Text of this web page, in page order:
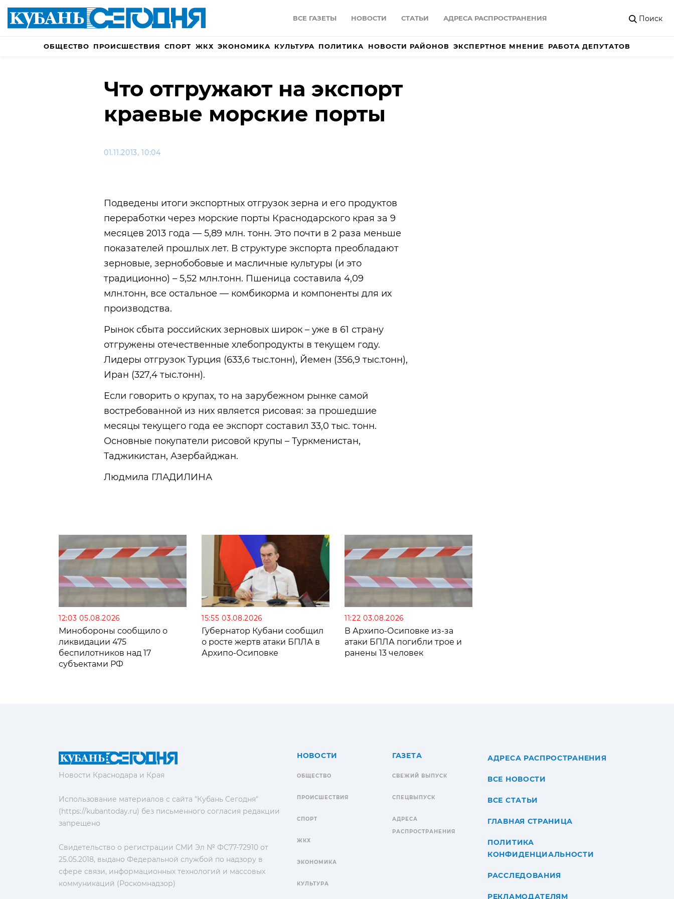
ВСЕ ГАЗЕТЫ НОВОСТИ СТАТЬИ АДРЕСА РАСПРОСТРАНЕНИЯ Поиск
ОБЩЕСТВО ПРОИСШЕСТВИЯ СПОРТ ЖКХ ЭКОНОМИКА КУЛЬТУРА ПОЛИТИКА НОВОСТИ РАЙОНОВ ЭКСПЕРТНОЕ МНЕНИЕ РАБОТА ДЕПУТАТОВ
Что отгружают на экспорт
краевые морские порты
01.11.2013, 10:04
Подведены итоги экспортных отгрузок зерна и его продуктов
переработки через морские порты Краснодарского края за 9
месяцев 2013 года — 5,89 млн. тонн. Это почти в 2 раза меньше
показателей прошлых лет. В структуре экспорта преобладают
зерновые, зернобобовые и масличные культуры (и это
традиционно) – 5,52 млн.тонн. Пшеница составила 4,09
млн.тонн, все остальное — комбикорма и компоненты для их
производства.
Рынок сбыта российских зерновых широк – уже в 61 страну
отгружены отечественные хлебопродукты в текущем году.
Лидеры отгрузок Турция (633,6 тыс.тонн), Йемен (356,9 тыс.тонн),
Иран (327,4 тыс.тонн).
Если говорить о крупах, то на зарубежном рынке самой
востребованной из них является рисовая: за прошедшие
месяцы текущего года ее экспорт составил 33,0 тыс. тонн.
Основные покупатели рисовой крупы – Туркменистан,
Таджикистан, Азербайджан.
Людмила ГЛАДИЛИНА
12:03 05.08.2026
Минобороны сообщило о
ликвидации 475
беспилотников над 17
субъектами РФ
15:55 03.08.2026
Губернатор Кубани сообщил
о росте жертв атаки БПЛА в
Архипо-Осиповке
11:22 03.08.2026
В Архипо-Осиповке из-за
атаки БПЛА погибли трое и
ранены 13 человек
Новости Краснодара и Края
Использование материалов с сайта "Кубань Сегодня"
(https://kubantoday.ru) без письменного согласия редакции
запрещено
Свидетельство о регистрации СМИ Эл № ФС77-72910 от
25.05.2018, выдано Федеральной службой по надзору в
сфере связи, информационных технологий и массовых
коммуникаций (Роскомнадзор)
НОВОСТИ
ОБЩЕСТВО
ПРОИСШЕСТВИЯ
СПОРТ
ЖКХ
ЭКОНОМИКА
КУЛЬТУРА
ГАЗЕТА
СВЕЖИЙ ВЫПУСК
СПЕЦВЫПУСК
АДРЕСА
РАСПРОСТРАНЕНИЯ
АДРЕСА РАСПРОСТРАНЕНИЯ
ВСЕ НОВОСТИ
ВСЕ СТАТЬИ
ГЛАВНАЯ СТРАНИЦА
ПОЛИТИКА
КОНФИДЕНЦИАЛЬНОСТИ
РАССЛЕДОВАНИЯ
РЕКЛАМОДАТЕЛЯМ